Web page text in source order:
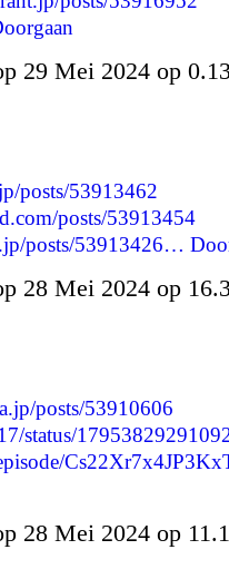
29 Mei 2024 op
posts/53913462
posts/53913454
posts/53913426…
28 Mei 2024 op
posts/53910606
status/
28 Mei 2024 op